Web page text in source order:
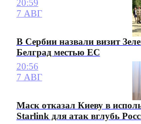
20:59
7 АВГ
В Сербии назвали визит
Белград местью ЕС
20:56
7 АВГ
Маск отказал Киеву в
Starlink для атак вглубь